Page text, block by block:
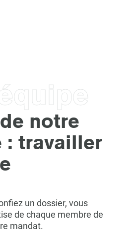
notre
: travailler
un dossier, vous
de chaque membre de
mandat.